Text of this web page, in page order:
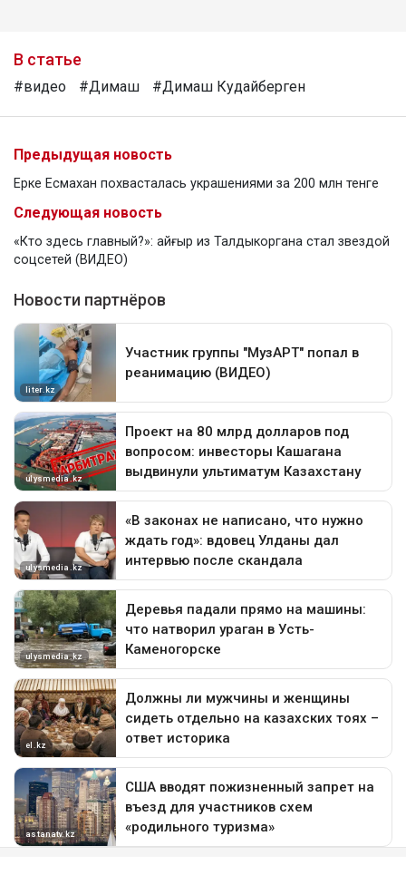
В статье
#видео #Димаш #Димаш Кудайберген
Предыдущая новость
Ерке Есмахан похвасталась украшениями за 200 млн тенге
Следующая новость
«Кто здесь главный?»: айғыр из Талдыкоргана стал звездой
соцсетей (ВИДЕО)